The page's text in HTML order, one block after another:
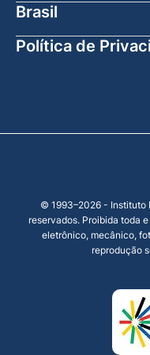
Brasil
Política de
© 1993–2026 - Instituto
reservados. Proibida toda
eletrônico, mecânico,
reprodução